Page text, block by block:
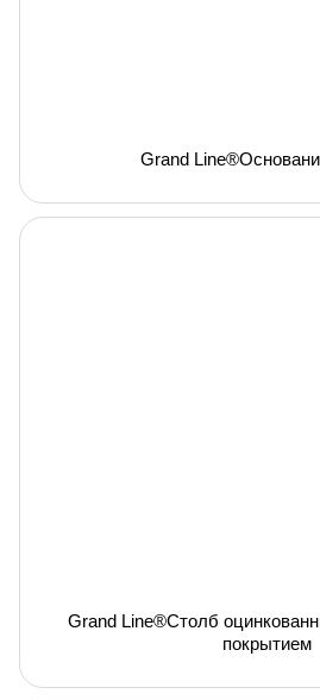
Grand
Grand Line®Столб
покрытием